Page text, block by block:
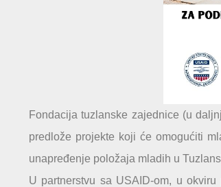
Fondacija tuzlanske zajednice (u
predlože projekte koji će omogućiti
unapređenje položaja mladih u
U partnerstvu sa USAID-om, u